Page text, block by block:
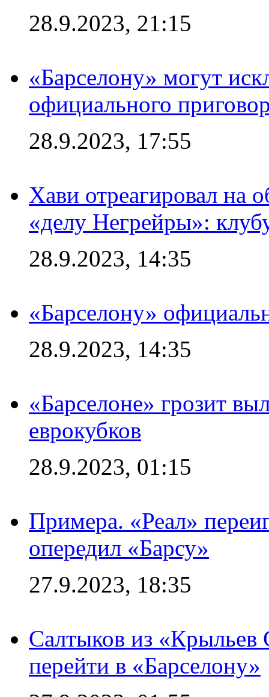
28.9.2023, 21:15
«Барселону» могут
официального
28.9.2023, 17:55
Хави отреагировал на
«делу Негрейры»:
28.9.2023, 14:35
«Барселону»
28.9.2023, 14:35
«Барселоне» грозит
еврокубков
28.9.2023, 01:15
Примера. «Реал»
опередил «Барсу»
27.9.2023, 18:35
Салтыков из «Крыльев
перейти в «Барселону»